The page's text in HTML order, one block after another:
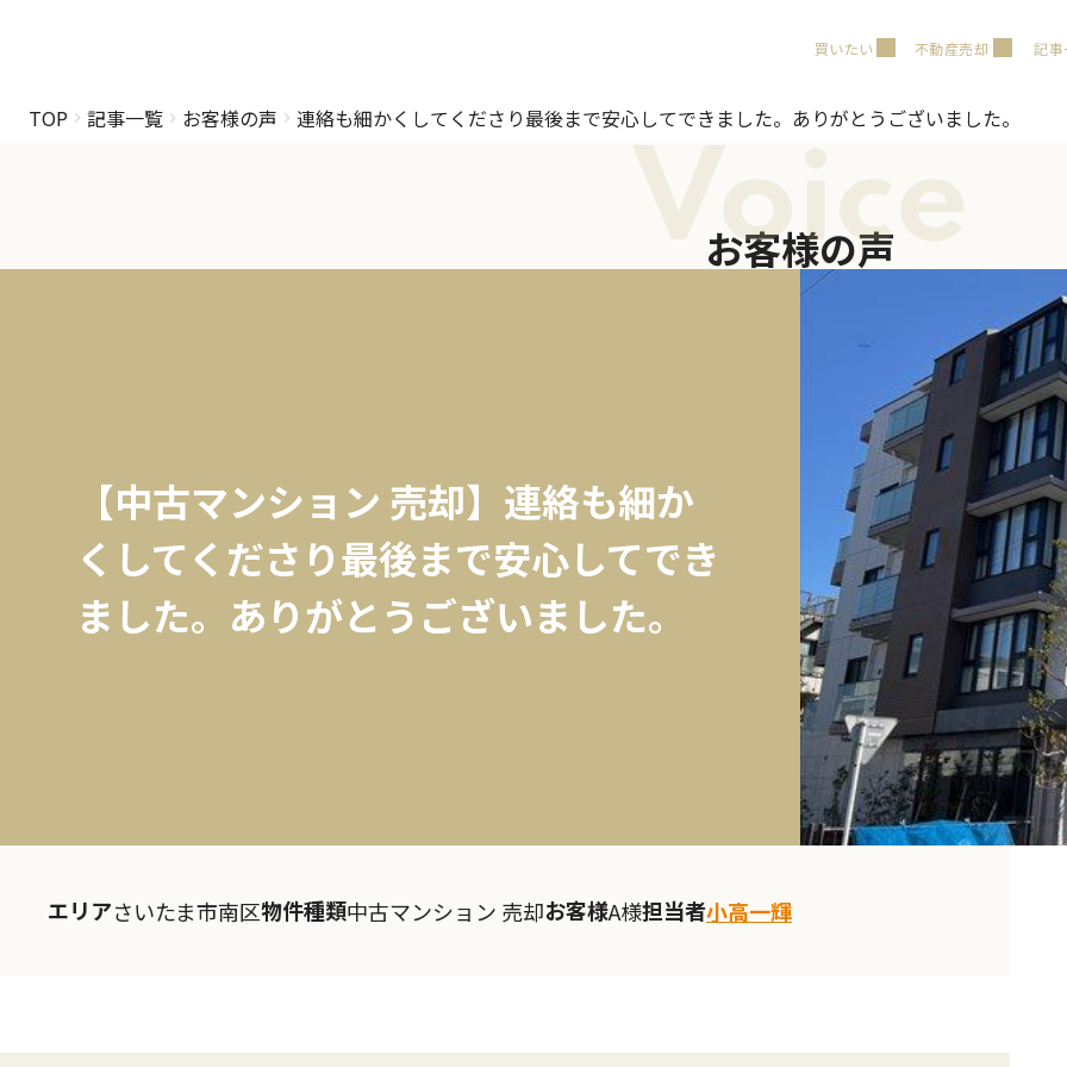
買いたい 不動産売却 記
TOP 記事一覧 お客様の声 連絡も細かくしてくださり最後まで安心してできました。ありがとうございました。
Voice
お客様の声
【中古マンション 売却】連絡も細か
くしてくださり最後まで安心してでき
ました。ありがとうございました。
エリアさいたま市南区物件種類中古マンション 売却お客様A様担当者小高一輝